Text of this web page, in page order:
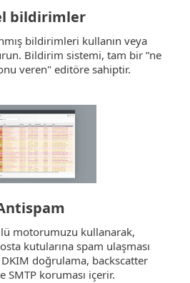
bildirimler
bildirimleri kullanın veya
Bildirim sistemi, tam bir ”ne
veren" editöre sahiptir.
motorumuzu kullanarak,
kutularına spam ulaşması
DKIM doğrulama, backscatter
SMTP koruması içerir.